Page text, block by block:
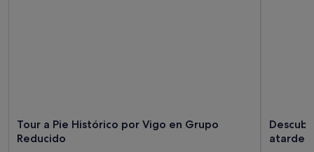
Tour a Pie Histórico por Vigo en Grupo
Reducido